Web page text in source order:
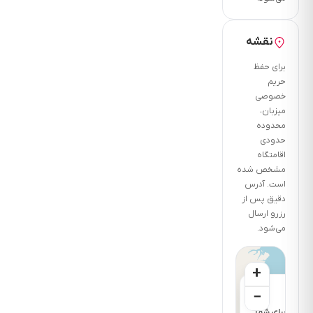
دسترسی
های اقامتگاه
دلفان اذری
تک خواب:
سوپر
دقیقه
فاصله
تا
5
دقیقه
فاصله
تا
نقشه
برای حفظ
حریم
خصوصی
میزبان،
محدوده
حدودی
اقامتگاه
مشخص شده
است. آدرس
دقیق پس از
رزرو ارسال
می‌شود.
×
+
−